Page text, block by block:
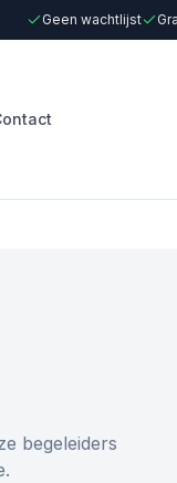
Geen wachtlijst
begeleiders